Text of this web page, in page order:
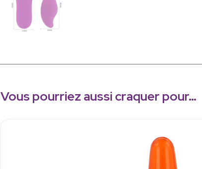
Vous pourriez aussi craquer pour…